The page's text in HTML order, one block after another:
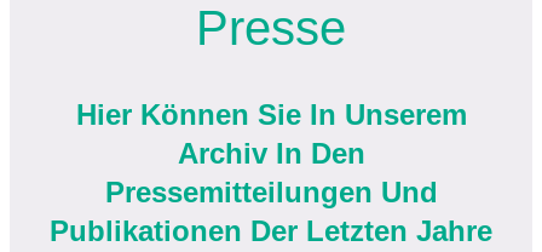
DATEN & FAKTEN
Presse
Hier Können Sie In Unserem
Archiv In Den
Pressemitteilungen Und
Publikationen Der Letzten Jahre